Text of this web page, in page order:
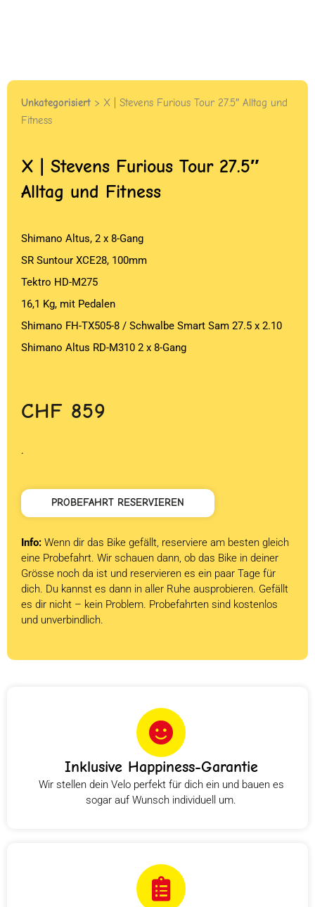
Unkategorisiert > X | Stevens Furious Tour 27.5″ Alltag und
Fitness
X | Stevens Furious Tour 27.5″
Alltag und Fitness
Shimano Altus, 2 x 8-Gang
SR Suntour XCE28, 100mm
Tektro HD-M275
16,1 Kg, mit Pedalen
Shimano FH-TX505-8 / Schwalbe Smart Sam 27.5 x 2.10
Shimano Altus RD-M310 2 x 8-Gang
CHF 859
.
PROBEFAHRT RESERVIEREN
Info: Wenn dir das Bike gefällt, reserviere am besten gleich
eine Probefahrt. Wir schauen dann, ob das Bike in deiner
Grösse noch da ist und reservieren es ein paar Tage für
dich. Du kannst es dann in aller Ruhe ausprobieren. Gefällt
es dir nicht – kein Problem. Probefahrten sind kostenlos
und unverbindlich.
Inklusive Happiness-Garantie
Wir stellen dein Velo perfekt für dich ein und bauen es
sogar auf Wunsch individuell um.